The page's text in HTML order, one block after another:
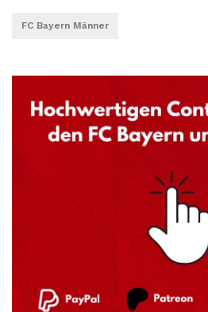
FC Bayern Männer